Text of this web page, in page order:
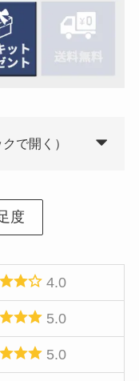
で開く）
後24時間以内
ドのみ返送料無
度
4.0
5.0
5.0